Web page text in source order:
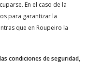
En el caso de la
para garantizar la
que en Roupeiro la
condiciones de seguridad,